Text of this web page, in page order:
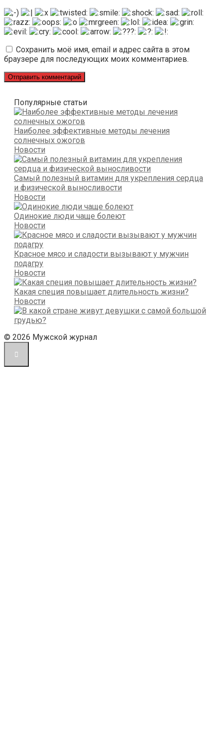
Сохранить моё имя, email и адрес сайта в этом
браузере для последующих моих комментариев.
Популярные статьи
Наиболее эффективные методы лечения
солнечных ожогов
Новости
Самый полезный витамин для укрепления сердца
и физической выносливости
Новости
Одинокие люди чаще болеют
Новости
Красное мясо и сладости вызывают у мужчин
подагру
Новости
Какая специя повышает длительность жизни?
Новости
© 2026 Мужской журнал